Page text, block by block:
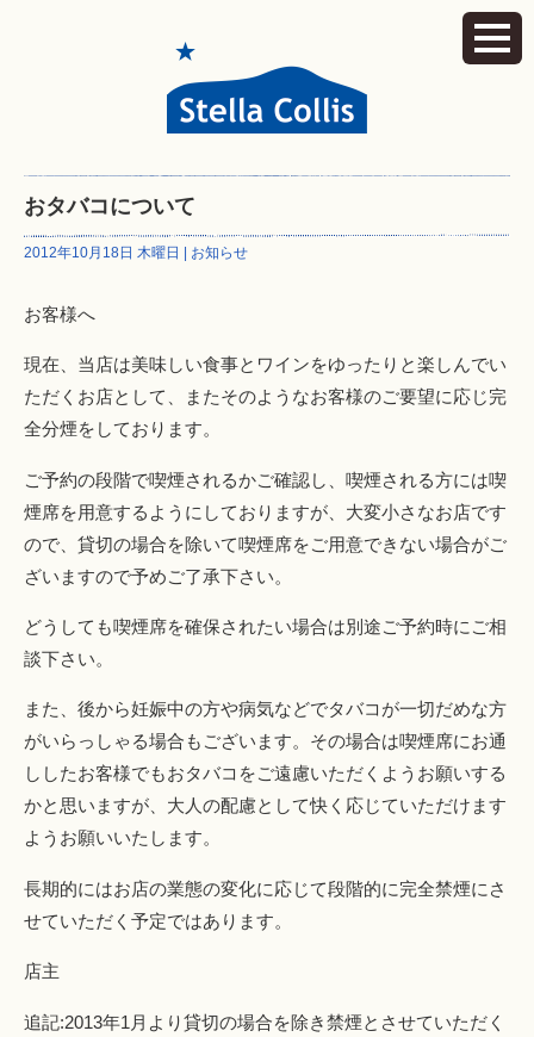
おタバコについて
2012年10月18日 木曜日 | お知らせ
お客様へ
現在、当店は美味しい食事とワインをゆったりと楽しんでい
ただくお店として、またそのようなお客様のご要望に応じ完
全分煙をしております。
ご予約の段階で喫煙されるかご確認し、喫煙される方には喫
煙席を用意するようにしておりますが、大変小さなお店です
ので、貸切の場合を除いて喫煙席をご用意できない場合がご
ざいますので予めご了承下さい。
どうしても喫煙席を確保されたい場合は別途ご予約時にご相
談下さい。
また、後から妊娠中の方や病気などでタバコが一切だめな方
がいらっしゃる場合もございます。その場合は喫煙席にお通
ししたお客様でもおタバコをご遠慮いただくようお願いする
かと思いますが、大人の配慮として快く応じていただけます
ようお願いいたします。
長期的にはお店の業態の変化に応じて段階的に完全禁煙にさ
せていただく予定ではあります。
店主
追記:2013年1月より貸切の場合を除き禁煙とさせていただく